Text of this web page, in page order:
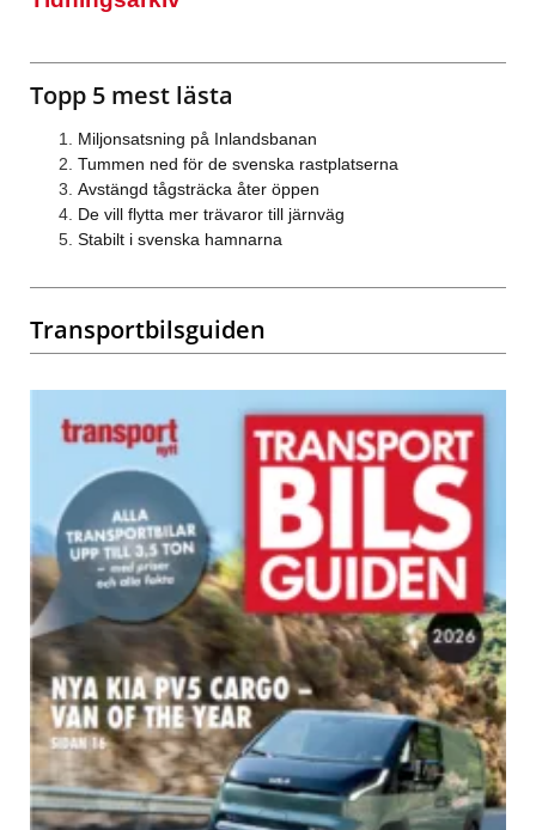
Topp 5 mest lästa
Miljonsatsning på Inlandsbanan
Tummen ned för de svenska rastplatserna
Avstängd tågsträcka åter öppen
De vill flytta mer trävaror till järnväg
Stabilt i svenska hamnarna
Transportbilsguiden